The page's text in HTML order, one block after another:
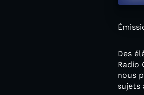
Des
Radio
nous
sujets